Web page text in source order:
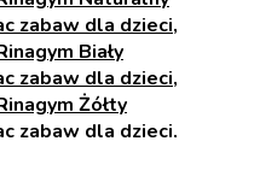
zabaw dla dzieci,
Biały
zabaw dla dzieci,
Żółty
zabaw dla dzieci,
0. Zobacz szczegóły